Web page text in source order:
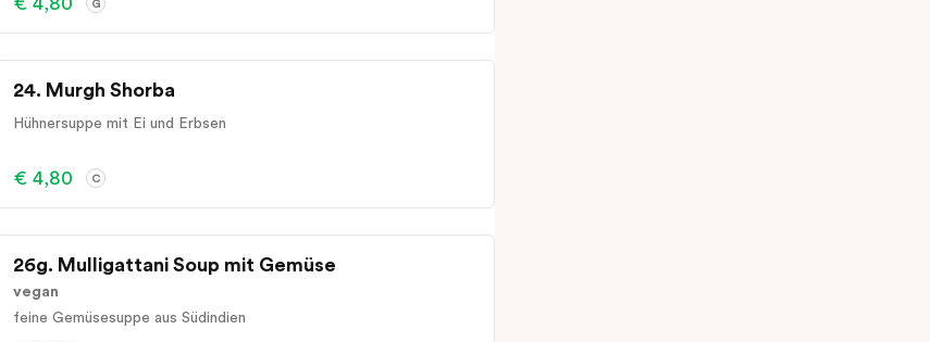
G
24. Murgh Shorba
Hühnersuppe mit Ei und Erbsen
€ 4,80 C
26g. Mulligattani Soup mit Gemüse
vegan
feine Gemüsesuppe aus Südindien